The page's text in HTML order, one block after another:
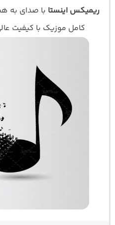
ریمیکس اینستا با صدای به
کامل موزیک با کیفیت عالی 320